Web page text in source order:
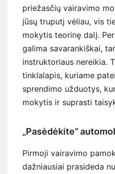
priežasčių vairavimo
jūsų truputį vėliau, vis
mokytis teorinę dalį.
galima savarankiškai,
instruktoriaus nereikia.
tinklalapis, kuriame
sprendimo užduotys,
mokytis ir suprasti
„Pasėdėkite“
Pirmoji vairavimo
dažniausiai prasideda